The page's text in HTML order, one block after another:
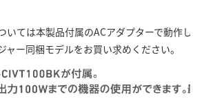
いては本製品付属のACアダプターで動作し
ャー同梱モデルをお買い求めください。